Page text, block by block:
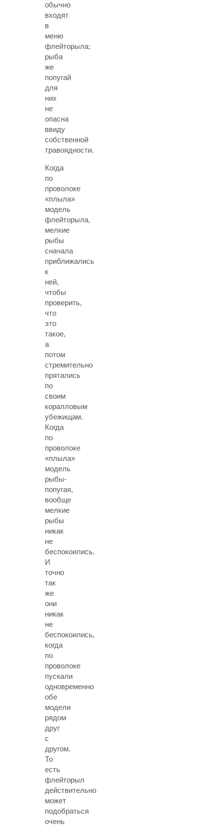
обычно
входят
в
меню
флейторыла;
рыба
же
попугай
для
них
не
опасна
ввиду
собственной
травоядности.
Когда
по
проволоке
«плыла»
модель
флейторыла,
мелкие
рыбы
сначала
приближались
к
ней,
чтобы
проверить,
что
это
такое,
а
потом
стремительно
прятались
по
своим
коралловым
убежищам.
Когда
по
проволоке
«плыла»
модель
рыбы-
попугая,
вообще
мелкие
рыбы
никак
не
беспокоились.
И
точно
так
же
они
никак
не
беспокоились,
когда
по
проволоке
пускали
одновременно
обе
модели
рядом
друг
с
другом.
То
есть
флейторыл
действительно
может
подобраться
очень